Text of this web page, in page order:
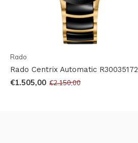
Rado
Rado Centrix Automatic R30035172
€1.505,00 €2.150,00